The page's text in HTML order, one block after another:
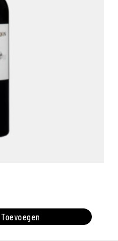
Toevoegen